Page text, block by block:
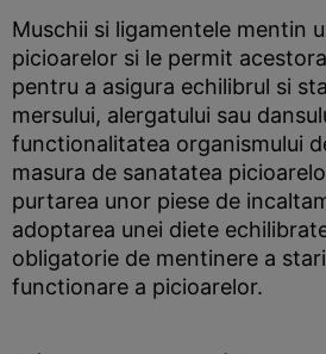
Muschii si ligamentele mentin
picioarelor si le permit
pentru a asigura echilibrul si
mersului, alergatului sau
functionalitatea organismului
masura de sanatatea
purtarea unor piese de
adoptarea unei diete
obligatorie de mentinere a
functionare a picioarelor.